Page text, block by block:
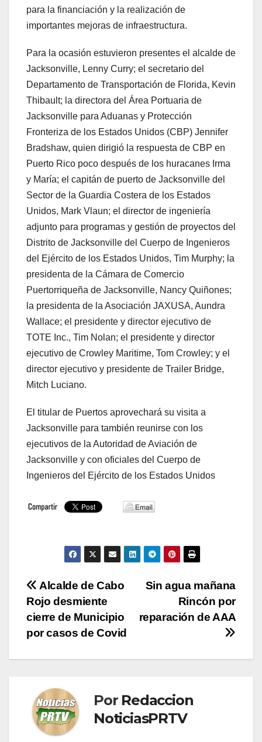
para la financiación y la realización de
importantes mejoras de infraestructura.
Para la ocasión estuvieron presentes el alcalde de
Jacksonville, Lenny Curry; el secretario del
Departamento de Transportación de Florida, Kevin
Thibault; la directora del Área Portuaria de
Jacksonville para Aduanas y Protección
Fronteriza de los Estados Unidos (CBP) Jennifer
Bradshaw, quien dirigió la respuesta de CBP en
Puerto Rico poco después de los huracanes Irma
y María; el capitán de puerto de Jacksonville del
Sector de la Guardia Costera de los Estados
Unidos, Mark Vlaun; el director de ingeniería
adjunto para programas y gestión de proyectos del
Distrito de Jacksonville del Cuerpo de Ingenieros
del Ejército de los Estados Unidos, Tim Murphy; la
presidenta de la Cámara de Comercio
Puertorriqueña de Jacksonville, Nancy Quiñones;
la presidenta de la Asociación JAXUSA, Aundra
Wallace; el presidente y director ejecutivo de
TOTE Inc., Tim Nolan; el presidente y director
ejecutivo de Crowley Maritime, Tom Crowley; y el
director ejecutivo y presidente de Trailer Bridge,
Mitch Luciano.
El titular de Puertos aprovechará su visita a
Jacksonville para también reunirse con los
ejecutivos de la Autoridad de Aviación de
Jacksonville y con oficiales del Cuerpo de
Ingenieros del Ejército de los Estados Unidos
Navegación
de
entradas
Sin agua mañana
Rincón por
reparación de AAA
Alcalde de Cabo
Rojo desmiente
cierre de Municipio
por casos de Covid
Por Redaccion
NoticiasPRTV